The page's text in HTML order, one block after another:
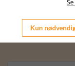
passer dig bedst at
København, men
Vi glæder os til at
Kun